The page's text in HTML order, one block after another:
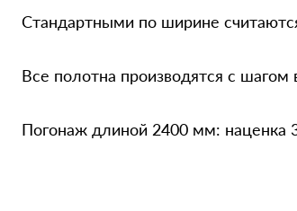
Стандартными по ширине
Все полотна производятся с
Погонаж длиной 2400 мм: наценка